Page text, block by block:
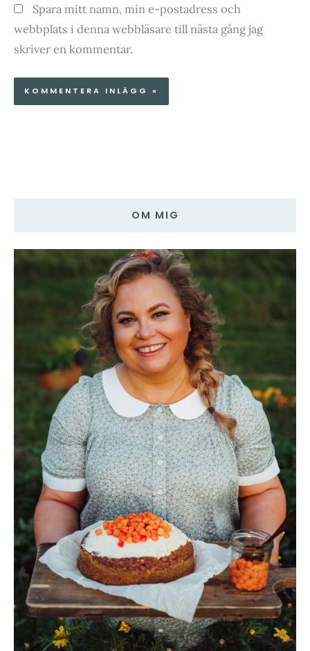
Spara mitt namn, min e-postadress och
webbplats i denna webbläsare till nästa gång jag
skriver en kommentar.
OM MIG